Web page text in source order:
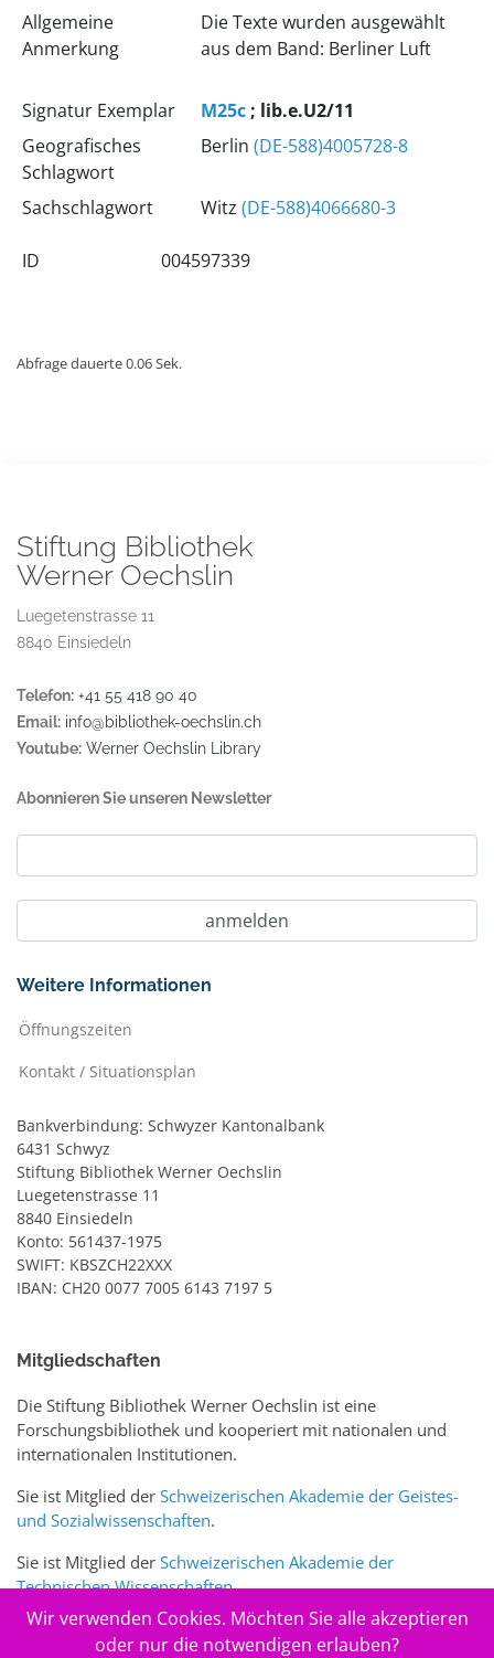
Allgemeine
Anmerkung
Die Texte wurden ausgewählt
aus dem Band: Berliner Luft
Signatur Exemplar M25c; lib.e.U2/11
Geografisches
Schlagwort
Berlin (DE-588)4005728-8
Sachschlagwort Witz (DE-588)4066680-3
ID 004597339
Abfrage dauerte 0.06 Sek.
Stiftung Bibliothek
Werner Oechslin
Luegetenstrasse 11
8840 Einsiedeln
Telefon: +41 55 418 90 40
Email: info@bibliothek-oechslin.ch
Youtube: Werner Oechslin Library
Abonnieren Sie unseren Newsletter
Weitere Informationen
Öffnungszeiten
Kontakt / Situationsplan
Bankverbindung: Schwyzer Kantonalbank
6431 Schwyz
Stiftung Bibliothek Werner Oechslin
Luegetenstrasse 11
8840 Einsiedeln
Konto: 561437-1975
SWIFT: KBSZCH22XXX
IBAN: CH20 0077 7005 6143 7197 5
Mitgliedschaften
Die Stiftung Bibliothek Werner Oechslin ist eine
Forschungsbibliothek und kooperiert mit nationalen und
internationalen Institutionen.
Sie ist Mitglied der Schweizerischen Akademie der Geistes-
und Sozialwissenschaften.
Sie ist Mitglied der Schweizerischen Akademie der
Technischen Wissenschaften.
Sie ist zudem Mitglied des Schweizer Portalswww.sciences-
Wir verwenden Cookies. Möchten Sie alle akzeptieren
oder nur die notwendigen erlauben?